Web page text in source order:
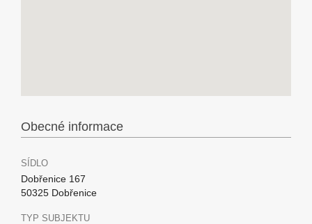
Obecné informace
SÍDLO
Dobřenice 167
50325 Dobřenice
TYP SUBJEKTU